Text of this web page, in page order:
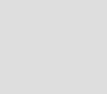
atividade
repartida,
demográficas
no limite,